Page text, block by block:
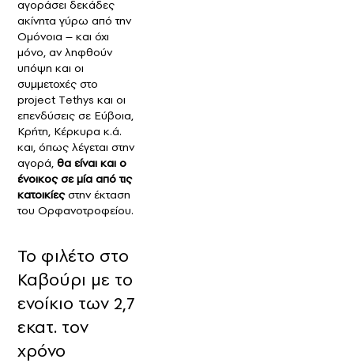
αγοράσει δεκάδες
ακίνητα γύρω από την
Ομόνοια – και όχι
μόνο, αν ληφθούν
υπόψη και οι
συμμετοχές στο
project Τethys και οι
επενδύσεις σε Εύβοια,
Κρήτη, Κέρκυρα κ.ά.
και, όπως λέγεται στην
αγορά, θα είναι και ο
ένοικος σε μία από τις
κατοικίεςστην έκταση
του Ορφανοτροφείου.
Το φιλέτο στο
Καβούρι με το
ενοίκιο των 2,7
εκατ. τον
χρόνο